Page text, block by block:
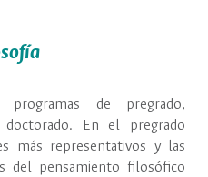
de pregrado,
doctorado. En el pregrado
más representativos y las
del pensamiento filosófico